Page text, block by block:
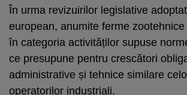
În urma revizuirilor legislative
european, anumite ferme
în categoria activităților supuse
ce presupune pentru crescători
administrative și tehnice similare
operatorilor industriali.